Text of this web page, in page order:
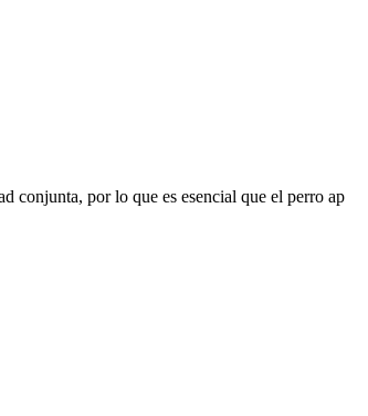
conjunta, por lo que es esencial que el perro ap